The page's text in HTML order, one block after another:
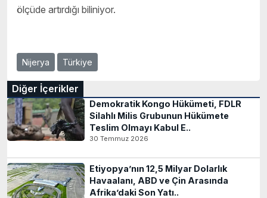
ölçüde artırdığı biliniyor.
Nijerya Türkiye
Diğer İçerikler
Demokratik Kongo Hükümeti, FDLR
Silahlı Milis Grubunun Hükümete
Teslim Olmayı Kabul E..
30 Temmuz 2026
Etiyopya’nın 12,5 Milyar Dolarlık
Havaalanı, ABD ve Çin Arasında
Afrika’daki Son Yatı..